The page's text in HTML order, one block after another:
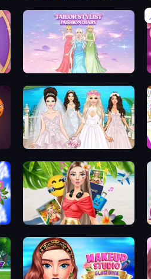
Tailor Stylist: Fashion Diary
Model Wedding
Travel with Me: ASMR Edition